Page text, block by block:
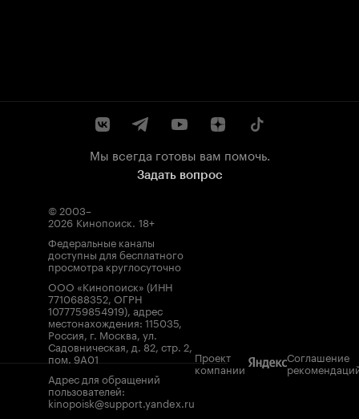
Мы всегда готовы вам помочь.
Задать вопрос
© 2003–
2026 Кинопоиск. 18+
Федеральные каналы
доступны для бесплатного
просмотра круглосуточно
ООО «Кинопоиск» (ИНН
7710688352, ОГРН
1077759854919), адрес
местонахождения: 115035,
Россия, г. Москва, ул.
Садовническая, д. 82, стр. 2,
пом. 9А01
Адрес для обращений
пользователей:
kinopoisk@support.yandex.ru
Проект
компании
Соглашение